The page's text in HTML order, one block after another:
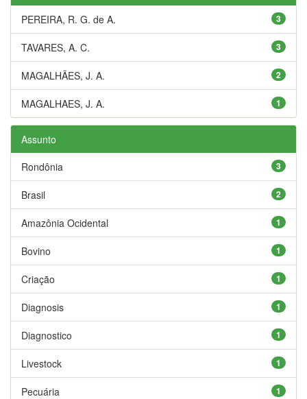
3
PEREIRA, R. G. de A.
3
TAVARES, A. C.
2
MAGALHÃES, J. A.
1
MAGALHAES, J. A.
Assunto
3
Rondônia
2
Brasil
1
Amazônia Ocidental
1
Bovino
1
Criação
1
Diagnosis
1
Diagnostico
1
Livestock
1
Pecuária